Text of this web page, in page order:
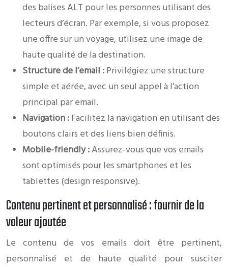
des balises ALT pour les personnes utilisant des
lecteurs d’écran. Par exemple, si vous proposez
une offre sur un voyage, utilisez une image de
haute qualité de la destination.
Structure de l’email :Privilégiez une structure
simple et aérée, avec un seul appel à l’action
principal par email.
Navigation :Facilitez la navigation en utilisant des
boutons clairs et des liens bien définis.
Mobile-friendly :Assurez-vous que vos emails
sont optimisés pour les smartphones et les
tablettes (design responsive).
Contenu pertinent et personnalisé : fournir de la
valeur ajoutée
Le contenu de vos emails doit être pertinent,
personnalisé et de haute qualité pour susciter